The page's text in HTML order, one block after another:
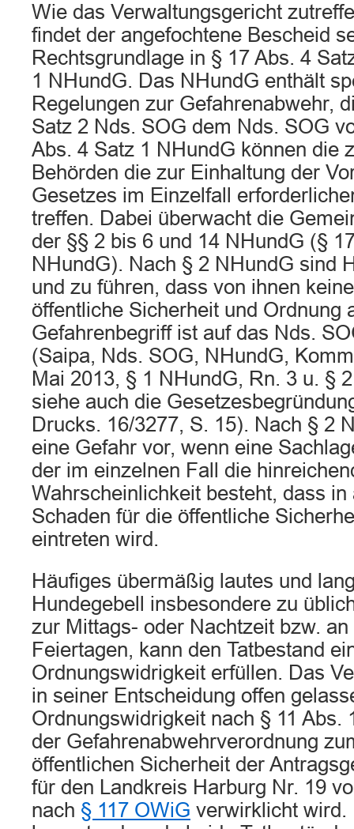
Wie das Verwaltungsgericht
findet der angefochtene Bescheid
Rechtsgrundlage in § 17 Abs. 4
1 NHundG. Das NHundG enthält
Regelungen zur Gefahrenabwehr,
Satz 2 Nds. SOG dem Nds. SOG
Abs. 4 Satz 1 NHundG können die
Behörden die zur Einhaltung der
Gesetzes im Einzelfall
treffen. Dabei überwacht die
der §§ 2 bis 6 und 14 NHundG (§
NHundG). Nach § 2 NHundG sind
und zu führen, dass von ihnen
öffentliche Sicherheit und Ordnung
Gefahrenbegriff ist auf das Nds.
(Saipa, Nds. SOG, NHundG,
Mai 2013, § 1 NHundG, Rn. 3 u. §
siehe auch die
Drucks. 16/3277, S. 15). Nach § 2
eine Gefahr vor, wenn eine
der im einzelnen Fall die
Wahrscheinlichkeit besteht, dass
Schaden für die öffentliche
eintreten wird.
Häufiges übermäßig lautes und
Hundegebell insbesondere zu
zur Mittags- oder Nachtzeit bzw. an
Feiertagen, kann den Tatbestand
Ordnungswidrigkeit erfüllen. Das
in seiner Entscheidung offen
Ordnungswidrigkeit nach § 11 Abs.
der Gefahrenabwehrverordnung
öffentlichen Sicherheit der
für den Landkreis Harburg Nr. 19
nach § 117 OWiG verwirklicht wird.